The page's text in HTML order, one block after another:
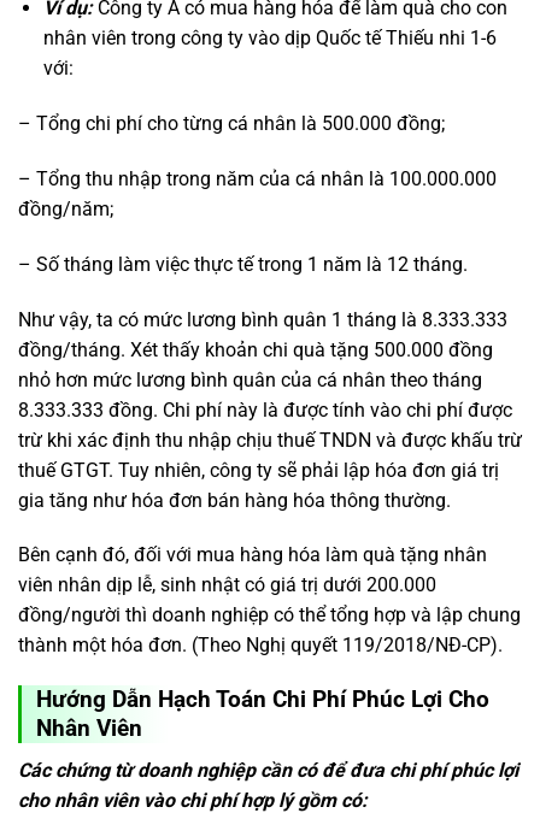
Ví dụ:Công ty A có mua hàng hóa để làm quà cho con
nhân viên trong công ty vào dịp Quốc tế Thiếu nhi 1-6
với:
– Tổng chi phí cho từng cá nhân là 500.000 đồng;
– Tổng thu nhập trong năm của cá nhân là 100.000.000
đồng/năm;
– Số tháng làm việc thực tế trong 1 năm là 12 tháng.
Như vậy, ta có mức lương bình quân 1 tháng là 8.333.333
đồng/tháng. Xét thấy khoản chi quà tặng 500.000 đồng
nhỏ hơn mức lương bình quân của cá nhân theo tháng
8.333.333 đồng. Chi phí này là được tính vào chi phí được
trừ khi xác định thu nhập chịu thuế TNDN và được khấu trừ
thuế GTGT. Tuy nhiên, công ty sẽ phải lập hóa đơn giá trị
gia tăng như hóa đơn bán hàng hóa thông thường.
Bên cạnh đó, đối với mua hàng hóa làm quà tặng nhân
viên nhân dịp lễ, sinh nhật có giá trị dưới 200.000
đồng/người thì doanh nghiệp có thể tổng hợp và lập chung
thành một hóa đơn. (Theo Nghị quyết 119/2018/NĐ-CP).
Hướng Dẫn Hạch Toán Chi Phí Phúc Lợi Cho
Nhân Viên
Các chứng từ doanh nghiệp cần có để đưa chi phí phúc lợi
cho nhân viên vào chi phí hợp lý gồm có: